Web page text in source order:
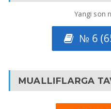
Yangi son
№ 6
MUALLIFLARGA